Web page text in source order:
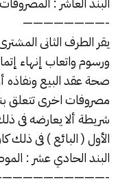
————————-
يقر الطرف الثانى
ورسوم واتعاب إنهاء
صحة عقد البيع ونفاذه
مصروفات اخرى تتعلق
شريطة ألا يعارضه فى
الأول ( البائع ) فى ذلك
البند الحادي عشر :